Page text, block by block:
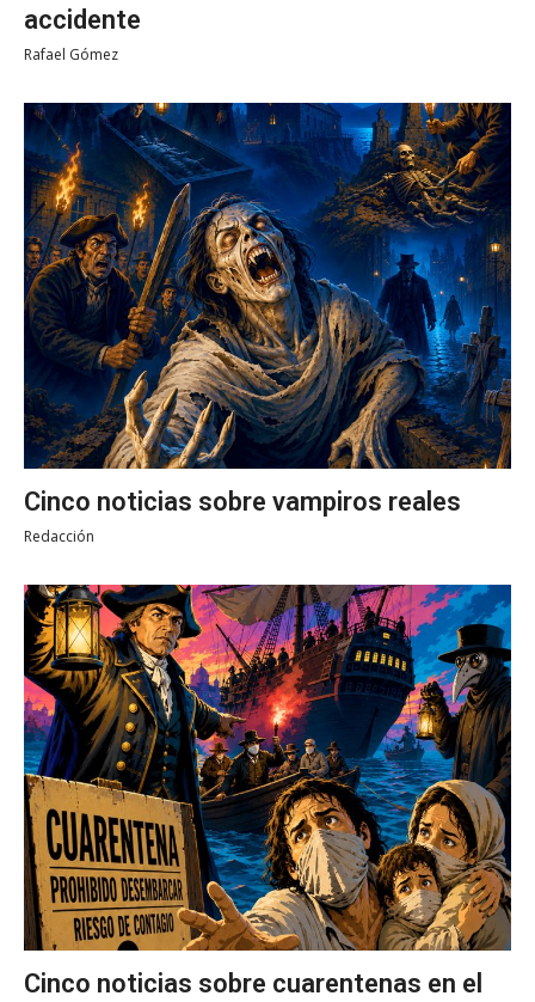
accidente
Rafael Gómez
Cinco noticias sobre vampiros reales
Redacción
Cinco noticias sobre cuarentenas en el